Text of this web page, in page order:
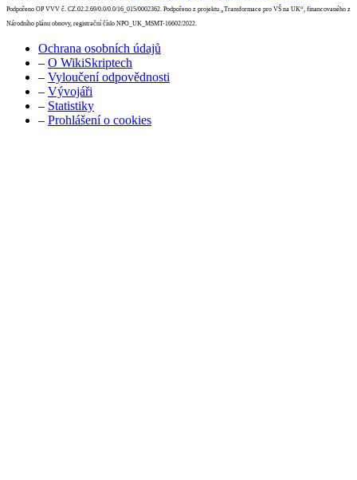
Podpořeno OP VVV č. CZ.02.2.69/0.0/0.0/16_015/0002362. Podpořeno z projektu „Transformace pro VŠ na UK“, financovaného z
Národního plánu obnovy, registrační číslo NPO_UK_MSMT-16602/2022.
Ochrana osobních údajů
– O WikiSkriptech
– Vyloučení odpovědnosti
– Vývojáři
– Statistiky
– Prohlášení o cookies